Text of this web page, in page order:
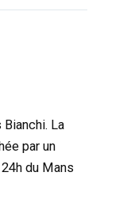
La
par un
du Mans